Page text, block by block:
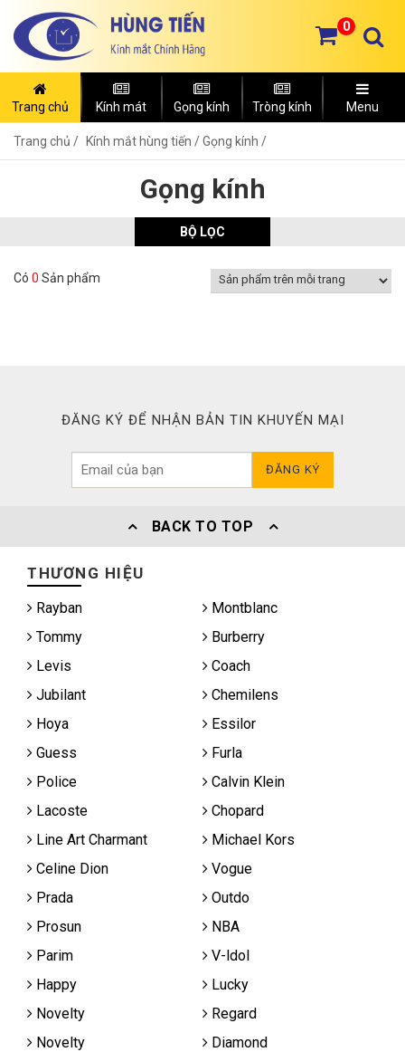
0
Trang chủ Kính mát Gọng kính Tròng kính Menu
Trang chủ Kính mắt hùng tiến /Gọng kính /
Gọng kính
BỘ LỌC
Có 0 Sản phẩm
ĐĂNG KÝ ĐỂ NHẬN BẢN TIN KHUYẾN MẠI
ĐĂNG KÝ
BACK TO TOP
THƯƠNG HIỆU
Rayban
Montblanc
Tommy
Burberry
Levis
Coach
Jubilant
Chemilens
Hoya
Essilor
Guess
Furla
Police
Calvin Klein
Lacoste
Chopard
Line Art Charmant
Michael Kors
Celine Dion
Vogue
Prada
Outdo
Prosun
NBA
Parim
V-ldol
Happy
Lucky
Novelty
Regard
Novelty
Diamond